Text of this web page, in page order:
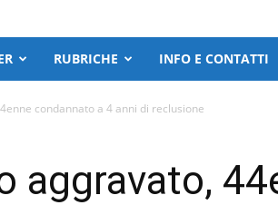
RUBRICHE INFO E CONTATTI
condannato a 4 anni di reclusione
aggravato,